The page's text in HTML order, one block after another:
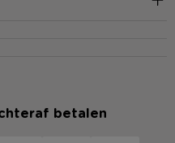
betalen